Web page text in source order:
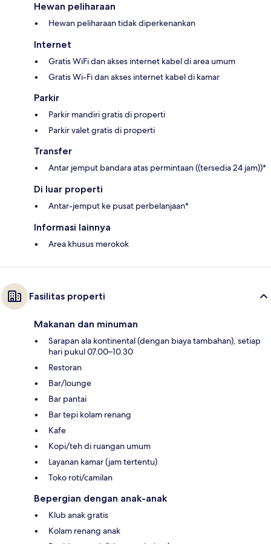
Hewan peliharaan
Hewan peliharaan tidak diperkenankan
Internet
Gratis WiFi dan akses internet kabel di area umum
Gratis Wi-Fi dan akses internet kabel di kamar
Parkir
Parkir mandiri gratis di properti
Parkir valet gratis di properti
Transfer
Antar jemput bandara atas permintaan ((tersedia 24 jam))*
Di luar properti
Antar-jemput ke pusat perbelanjaan*
Informasi lainnya
Area khusus merokok
Fasilitas properti
Makanan dan minuman
Sarapan ala kontinental (dengan biaya tambahan), setiap
hari pukul 07.00–10.30
Restoran
Bar/lounge
Bar pantai
Bar tepi kolam renang
Kafe
Kopi/teh di ruangan umum
Layanan kamar (jam tertentu)
Toko roti/camilan
Bepergian dengan anak-anak
Klub anak gratis
Kolam renang anak